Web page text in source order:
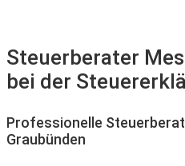
Steuerberater
bei der
Professionelle
Graubünden